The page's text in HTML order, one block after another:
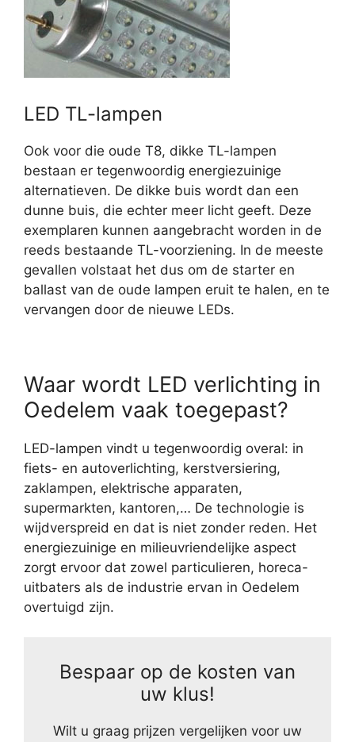
LED TL-lampen
Ook voor die oude T8, dikke TL-lampen
bestaan er tegenwoordig energiezuinige
alternatieven. De dikke buis wordt dan een
dunne buis, die echter meer licht geeft. Deze
exemplaren kunnen aangebracht worden in de
reeds bestaande TL-voorziening. In de meeste
gevallen volstaat het dus om de starter en
ballast van de oude lampen eruit te halen, en te
vervangen door de nieuwe LEDs.
Waar wordt LED verlichting in
Oedelem vaak toegepast?
LED-lampen vindt u tegenwoordig overal: in
fiets- en autoverlichting, kerstversiering,
zaklampen, elektrische apparaten,
supermarkten, kantoren,… De technologie is
wijdverspreid en dat is niet zonder reden. Het
energiezuinige en milieuvriendelijke aspect
zorgt ervoor dat zowel particulieren, horeca-
uitbaters als de industrie ervan in Oedelem
overtuigd zijn.
Bespaar op de kosten van
uw klus!
Wilt u graag prijzen vergelijken voor uw